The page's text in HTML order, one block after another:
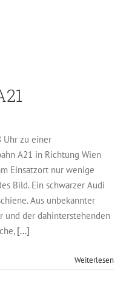
Uhr zu einer
A21 in Richtung Wien
Einsatzort nur wenige
Bild. Ein schwarzer Audi
Aus unbekannter
und der dahinterstehenden
[...]
Weiterlesen